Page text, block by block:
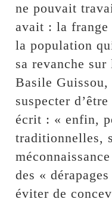
ne pouvait
avait : la frange
la population
sa revanche
Basile Guissou,
suspecter
écrit : « enfin,
traditionnelles,
des «
éviter de